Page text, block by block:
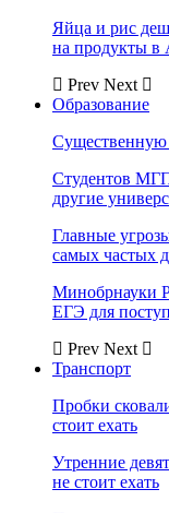
Яйца и рис
на продукты в
Prev Next
Образование
Существенную
Студентов
другие
Главные
самых частых
Минобрнауки
ЕГЭ для
Prev Next
Транспорт
Пробки
стоит ехать
Утренние
не стоит ехать